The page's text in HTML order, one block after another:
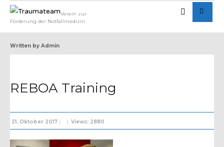
Verein zur
Förderung der Notfallmedizin
Written by Admin
REBOA Training
21. Oktober 2017 | | Views: 2880